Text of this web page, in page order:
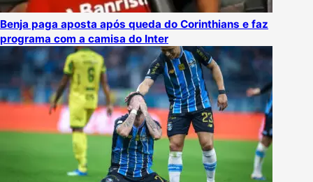
Benja paga aposta após queda do Corinthians e faz
programa com a camisa do Inter